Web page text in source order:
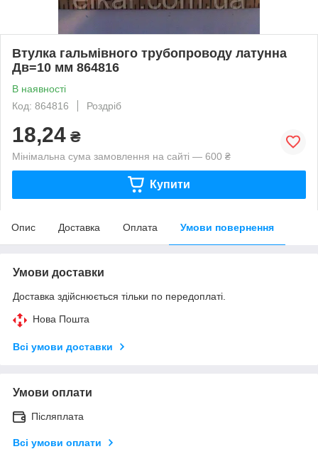
Втулка гальмівного трубопроводу латунна
Дв=10 мм 864816
В наявності
Код: 864816
Роздріб
18,24 ₴
Мінімальна сума замовлення на сайті — 600 ₴
Купити
Опис Доставка Оплата Умови повернення
Умови доставки
Доставка здійснюється тільки по передоплаті.
Нова Пошта
Всі умови доставки
Умови оплати
Післяплата
Всі умови оплати